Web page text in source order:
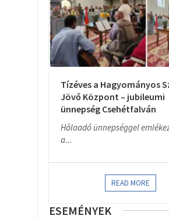
Tízéves a Hagyományos
Jövő Központ – jubileumi
ünnepség Csehétfalván
Hálaadó ünnepséggel
a...
READ MORE
ESEMÉNYEK